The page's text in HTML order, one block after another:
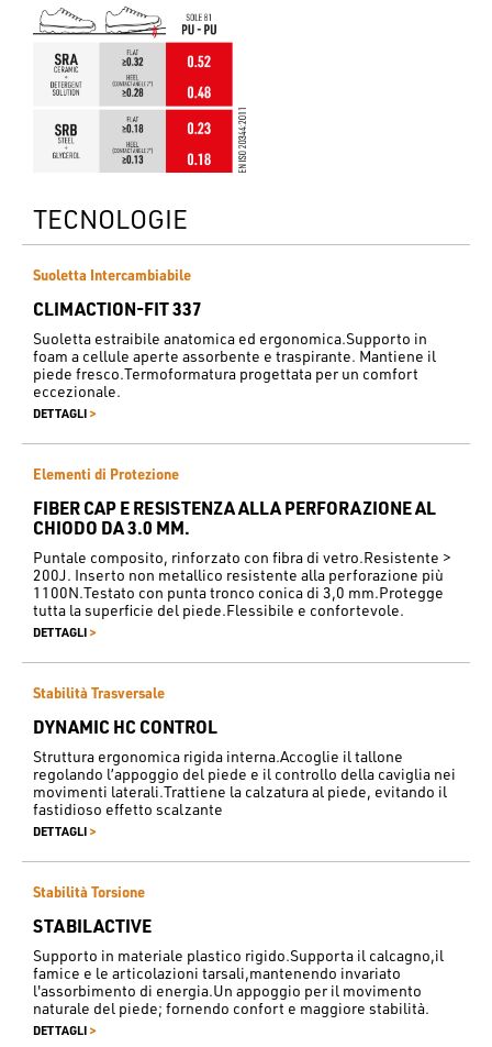
TECNOLOGIE
Suoletta Intercambiabile
CLIMACTION-FIT 337
Suoletta estraibile anatomica ed ergonomica.Supporto in
foam a cellule aperte assorbente e traspirante. Mantiene il
piede fresco.Termoformatura progettata per un comfort
eccezionale.
DETTAGLI >
Elementi di Protezione
FIBER CAP E RESISTENZA ALLA PERFORAZIONE AL
CHIODO DA 3.0 MM.
Puntale composito, rinforzato con fibra di vetro.Resistente >
200J. Inserto non metallico resistente alla perforazione più
1100N.Testato con punta tronco conica di 3,0 mm.Protegge
tutta la superficie del piede.Flessibile e confortevole.
DETTAGLI >
Stabilità Trasversale
DYNAMIC HC CONTROL
Struttura ergonomica rigida interna.Accoglie il tallone
regolando l’appoggio del piede e il controllo della caviglia nei
movimenti laterali.Trattiene la calzatura al piede, evitando il
fastidioso effetto scalzante
DETTAGLI >
Stabilità Torsione
STABILACTIVE
Supporto in materiale plastico rigido.Supporta il calcagno,il
famice e le articolazioni tarsali,mantenendo invariato
l'assorbimento di energia.Un appoggio per il movimento
naturale del piede; fornendo confort e maggiore stabilità.
DETTAGLI >